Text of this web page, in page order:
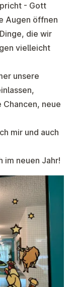
- Gott
Augen öffnen
die wir
vielleicht
unsere
neue
mir und auch
im neuen Jahr!